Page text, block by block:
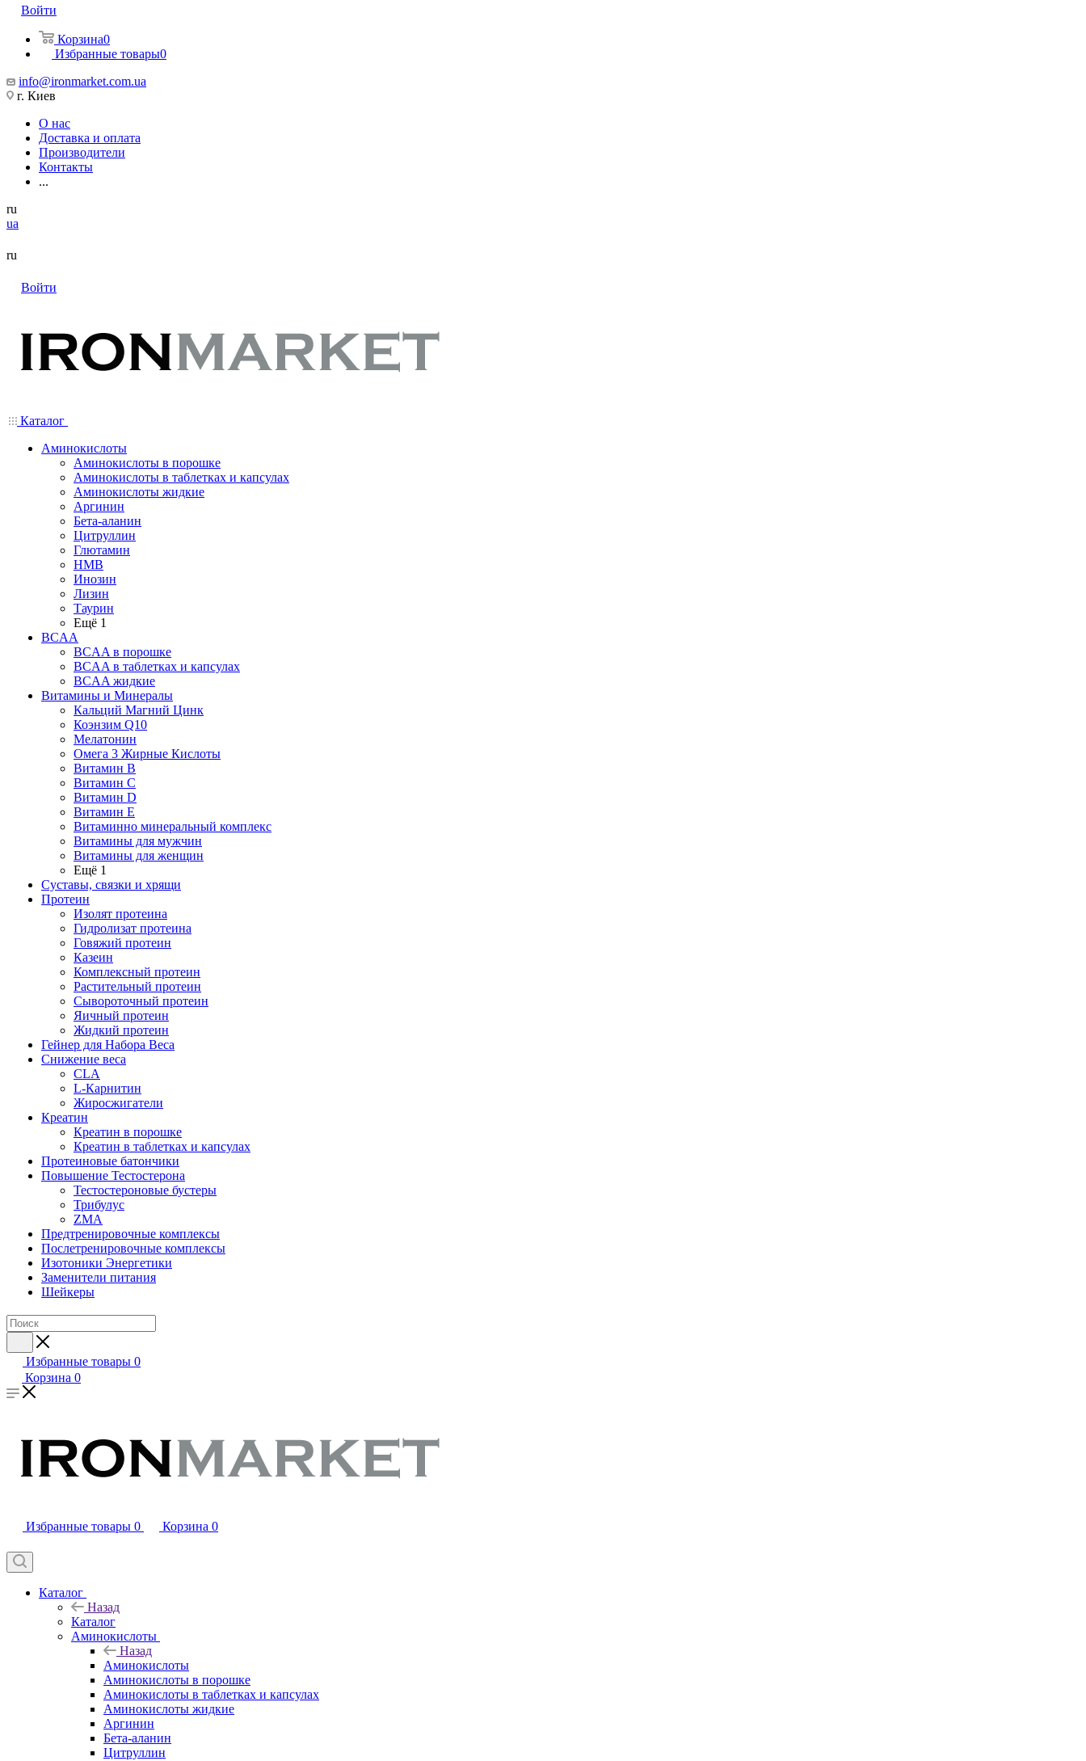
Войти
Корзина0
Избранные товары0
info@ironmarket.com.ua
г. Киев
О нас
Доставка и оплата
Производители
Контакты
...
ru
ua
ru
Войти
Каталог
Аминокислоты
Аминокислоты в порошке
Аминокислоты в таблетках и капсулах
Аминокислоты жидкие
Аргинин
Бета-аланин
Цитруллин
Глютамин
HMB
Инозин
Лизин
Таурин
Ещё 1
BCAA
BCAA в порошке
BCAA в таблетках и капсулах
BCAA жидкие
Витамины и Минералы
Кальций Магний Цинк
Коэнзим Q10
Мелатонин
Омега 3 Жирные Кислоты
Витамин B
Витамин C
Витамин D
Витамин E
Витаминно минеральный комплекс
Витамины для мужчин
Витамины для женщин
Ещё 1
Суставы, связки и хрящи
Протеин
Изолят протеина
Гидролизат протеина
Говяжий протеин
Казеин
Комплексный протеин
Растительный протеин
Сывороточный протеин
Яичный протеин
Жидкий протеин
Гейнер для Набора Веса
Снижение веса
CLA
L-Карнитин
Жиросжигатели
Креатин
Креатин в порошке
Креатин в таблетках и капсулах
Протеиновые батончики
Повышение Тестостерона
Тестостероновые бустеры
Трибулус
ZMA
Предтренировочные комплексы
Послетренировочные комплексы
Изотоники Энергетики
Заменители питания
Шейкеры
Избранные товары 0
Корзина 0
Избранные товары 0 Корзина 0
Каталог
Назад
Каталог
Аминокислоты
Назад
Аминокислоты
Аминокислоты в порошке
Аминокислоты в таблетках и капсулах
Аминокислоты жидкие
Аргинин
Бета-аланин
Цитруллин